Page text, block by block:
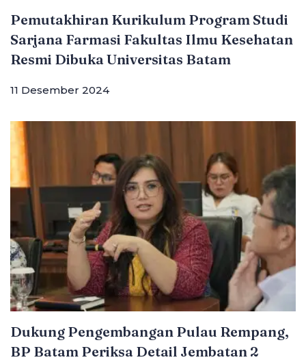
Pemutakhiran Kurikulum Program Studi
Sarjana Farmasi Fakultas Ilmu Kesehatan
Resmi Dibuka Universitas Batam
11 Desember 2024
Dukung Pengembangan Pulau Rempang,
BP Batam Periksa Detail Jembatan 2